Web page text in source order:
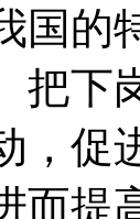
国的
把下
，促
而提